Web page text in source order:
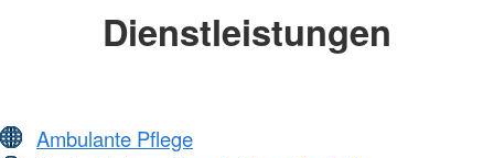
Dienstleistungen
Ambulante Pflege